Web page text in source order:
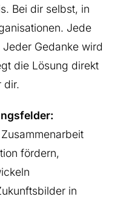
Bei dir selbst, in
Jede
Gedanke wird
die Lösung direkt
dir.
fördern,
in